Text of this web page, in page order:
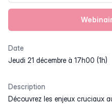
Date
jeudi 21 décembre à 17h00 (1h)
Description
Découvrez les enjeux cruciaux